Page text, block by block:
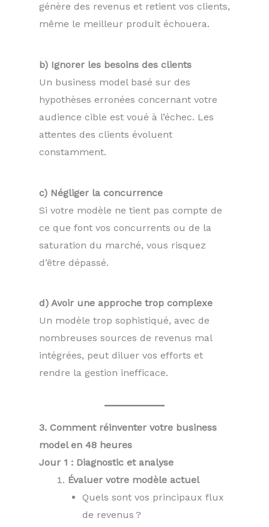
génère des revenus et retient vos clients,
même le meilleur produit échouera.
b) Ignorer les besoins des clients
Un business model basé sur des
hypothèses erronées concernant votre
audience cible est voué à l’échec. Les
attentes des clients évoluent
constamment.
c) Négliger la concurrence
Si votre modèle ne tient pas compte de
ce que font vos concurrents ou de la
saturation du marché, vous risquez
d’être dépassé.
d) Avoir une approche trop complexe
Un modèle trop sophistiqué, avec de
nombreuses sources de revenus mal
intégrées, peut diluer vos efforts et
rendre la gestion inefficace.
3. Comment réinventer votre business
model en 48 heures
Jour 1 : Diagnostic et analyse
Évaluer votre modèle actuel
Quels sont vos principaux flux
de revenus ?